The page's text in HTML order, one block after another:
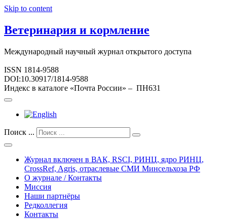
Skip to content
Ветеринария и кормление
Международный научный журнал открытого доступа
ISSN 1814-9588
DOI:10.30917/1814-9588
Индекс в каталоге «Почта России» – ПН631
Поиск ...
Журнал включен в ВАК, RSCI, РИНЦ, ядро РИНЦ,
CrossRef, Agris, отраслевые СМИ Минсельхоза РФ
О журнале / Контакты
Миссия
Наши партнёры
Редколлегия
Контакты